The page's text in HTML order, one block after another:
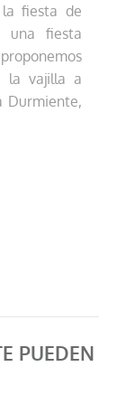
fiesta de
una fiesta
la vajilla a
Durmiente,
PUEDEN